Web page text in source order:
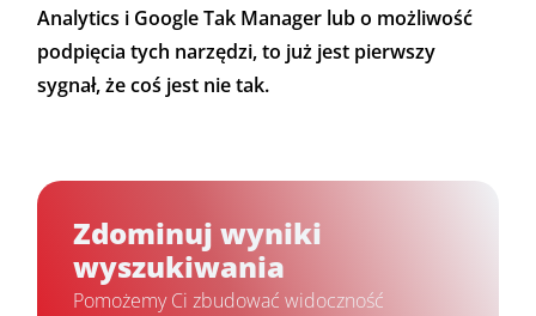
Analytics i Google Tak Manager lub o możliwość
podpięcia tych narzędzi, to już jest pierwszy
sygnał, że coś jest nie tak.
Zdominuj wyniki
wyszukiwania
Pomożemy Ci zbudować widoczność